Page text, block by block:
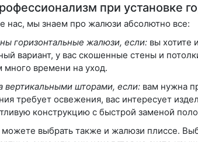
при установке
нас, мы знаем про жалюзи абсолютно все:
горизонтальные жалюзи, если: вы хотите
вариант, у вас скошенные стены и
много времени на уход.
вертикальными шторами, если: вам нужна
требует освежения, вас интересует
конструкцию с быстрой заменой
выбрать также и жалюзи плиссе.